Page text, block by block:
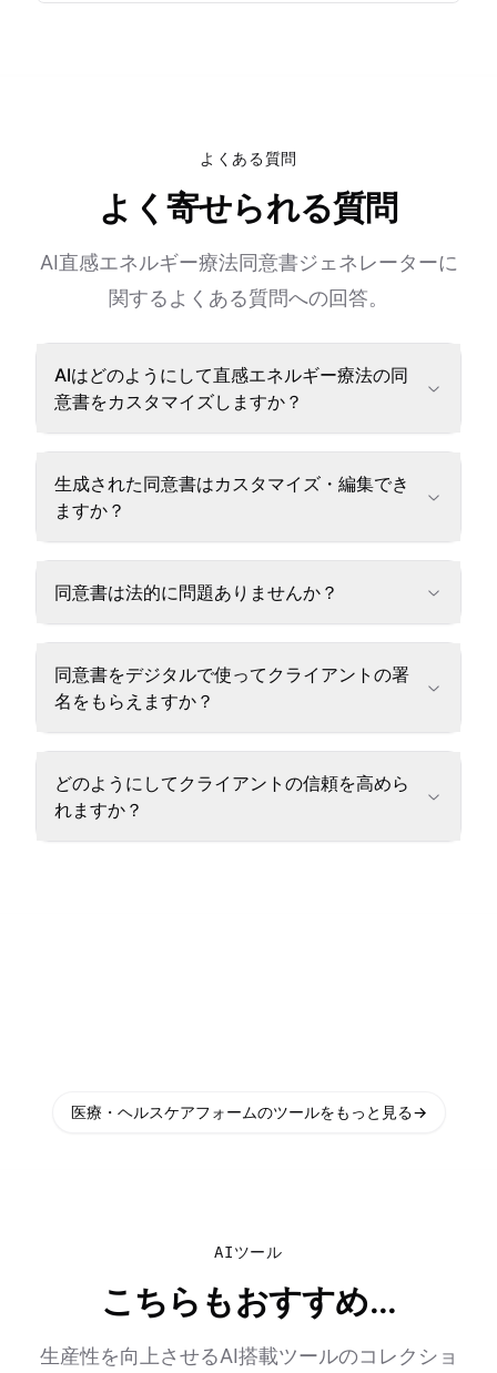
よくある質問
よく寄せられる質問
AI直感エネルギー療法同意書ジェネレーターに
関するよくある質問への回答。
AIはどのようにして直感エネルギー療法の同
意書をカスタマイズしますか？
生成された同意書はカスタマイズ・編集でき
ますか？
同意書は法的に問題ありませんか？
同意書をデジタルで使ってクライアントの署
名をもらえますか？
どのようにしてクライアントの信頼を高めら
れますか？
医療・ヘルスケアフォームのツールをもっと見る→
AIツール
こちらもおすすめ...
生産性を向上させるAI搭載ツールのコレクショ